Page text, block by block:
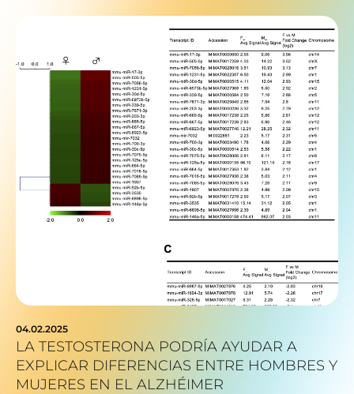
04.02.2025
LA TESTOSTERONA PODRÍA AYUDAR A
EXPLICAR DIFERENCIAS ENTRE HOMBRES Y
MUJERES EN EL ALZHÉIMER